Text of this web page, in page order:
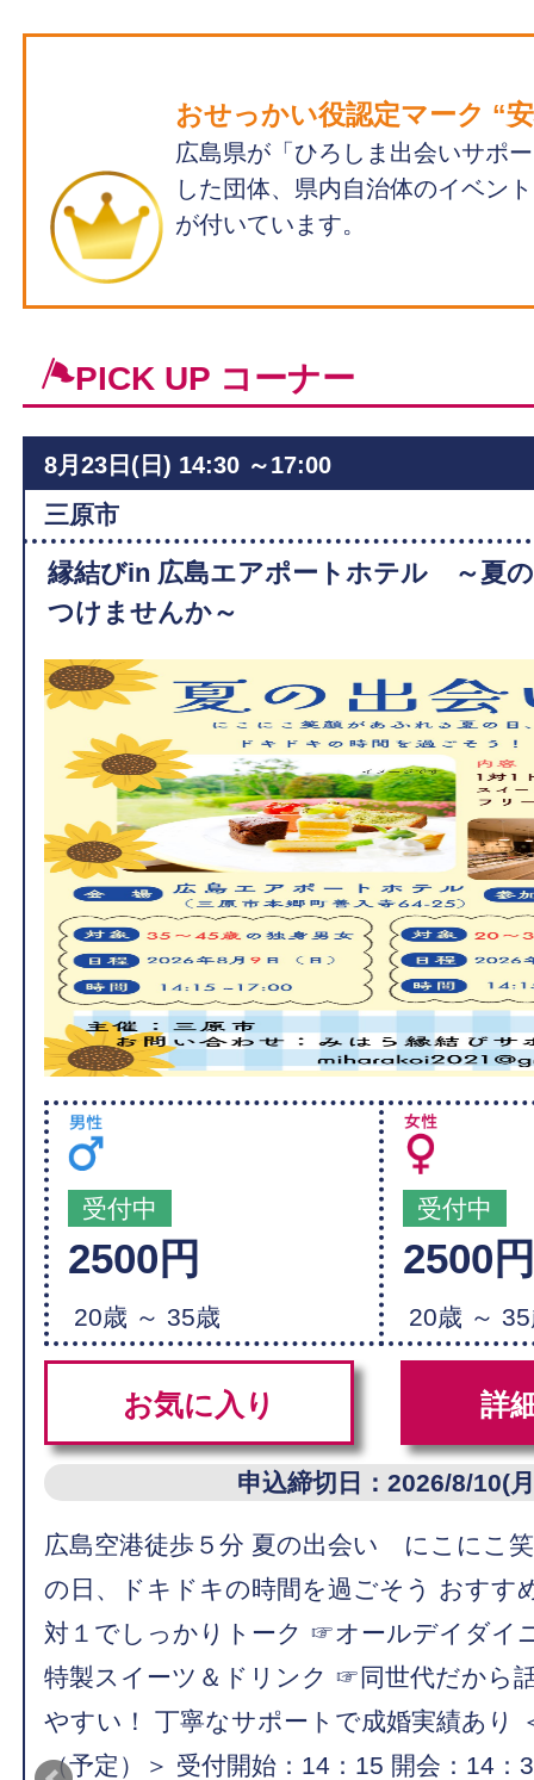
おせっかい役認定マーク “
広島県が「ひろしま出会いサポ
した団体、県内自治体のイベン
が付いています。
PICK UP コーナー
8月23日(日) 14:30 ～17:00
三原市
縁結びin 広島エアポートホテル ～夏
つけませんか～
受付中
2500円
20歳 ～ 35歳
受付中
2500
20歳 ～
お気に入り 詳
申込締切日：2026/8/10(
広島空港徒歩５分 夏の出会い にこにこ
の日、ドキドキの時間を過ごそう おす
対１でしっかりトーク ☞オールデイダイ
特製スイーツ＆ドリンク ☞同世代だから
やすい！ 丁寧なサポートで成婚実績あり
（予定）＞ 受付開始：14：15 開会：14：